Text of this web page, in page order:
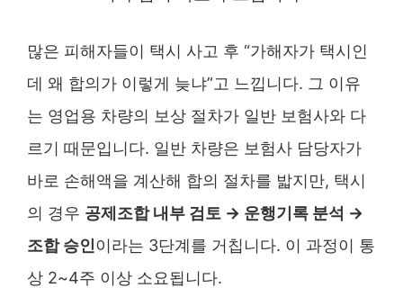
많은 피해자들이 택시 사고 후 “가해자가 택시인
데 왜 합의가 이렇게 늦냐”고 느낍니다. 그 이유
는 영업용 차량의 보상 절차가 일반 보험사와 다
르기 때문입니다. 일반 차량은 보험사 담당자가
바로 손해액을 계산해 합의 절차를 밟지만, 택시
의 경우 공제조합 내부 검토 → 운행기록 분석 →
조합 승인이라는 3단계를 거칩니다. 이 과정이 통
상 2~4주 이상 소요됩니다.